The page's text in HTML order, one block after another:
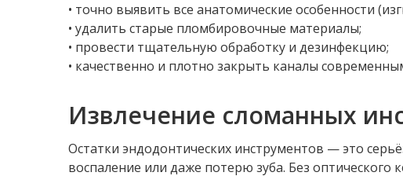
• точно выявить все анатомические особенности
• удалить старые пломбировочные материалы;
• провести тщательную обработку и дезинфекцию;
• качественно и плотно закрыть каналы
Извлечение сломанных
Остатки эндодонтических инструментов — это
воспаление или даже потерю зуба. Без оптического